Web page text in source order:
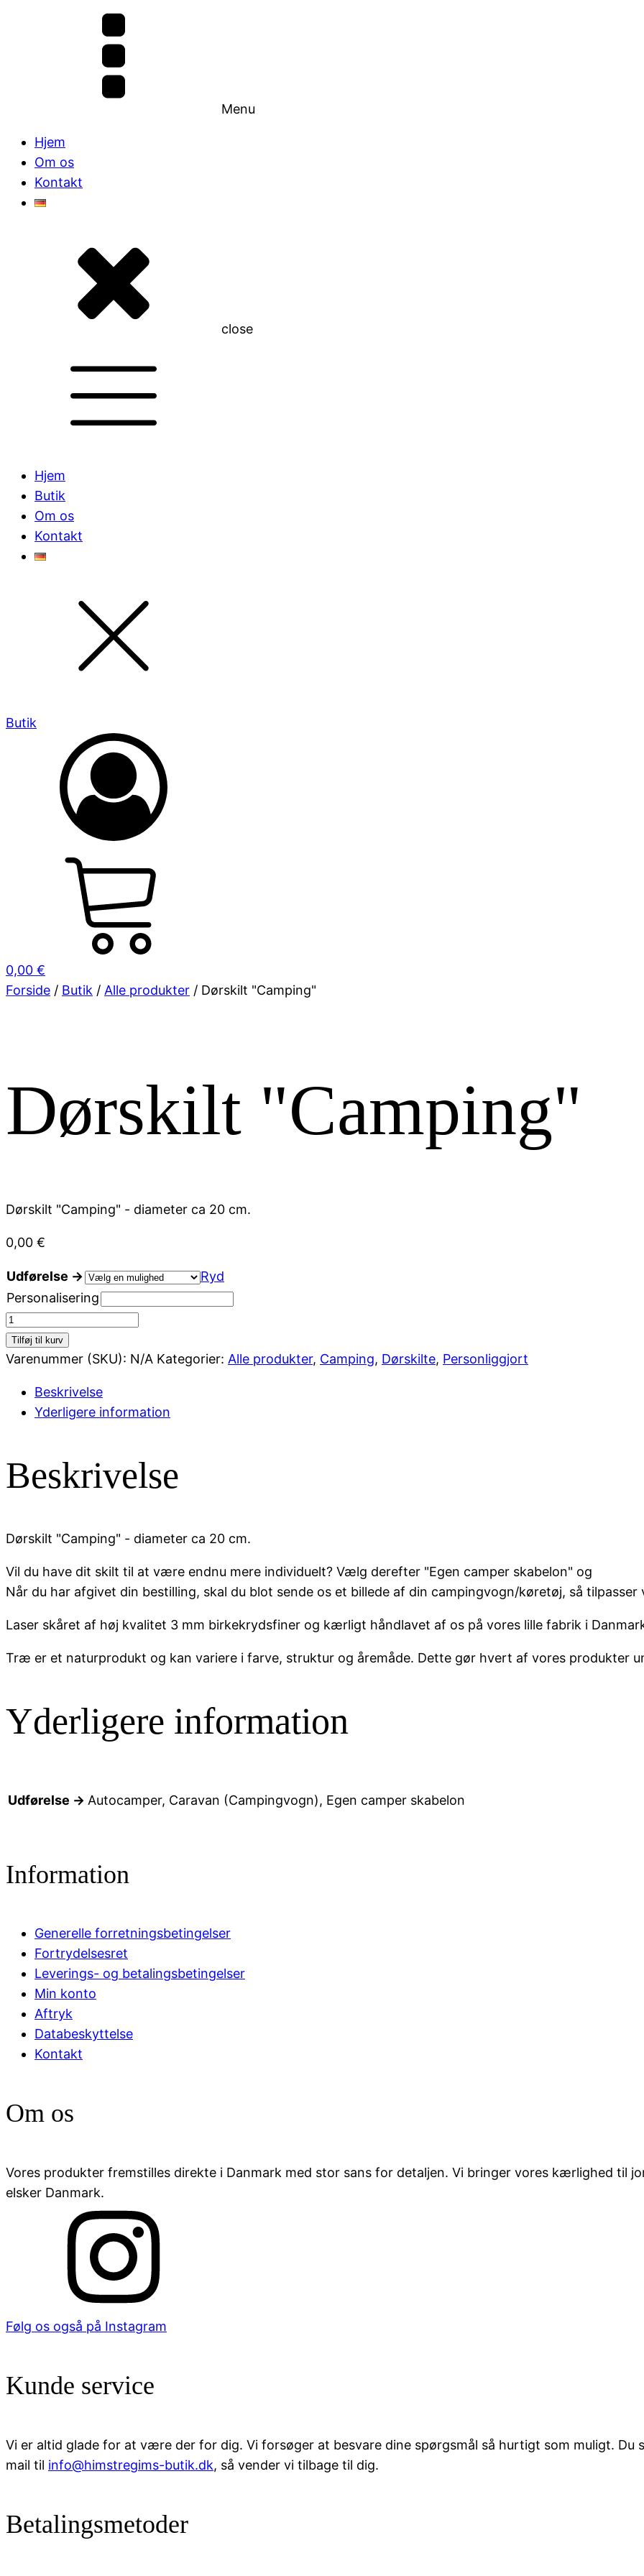
Menu
Hjem
Om os
Kontakt
close
Hjem
Butik
Om os
Kontakt
Butik
0,00 €
Forside / Butik / Alle produkter / Dørskilt "Camping"
Dørskilt "Camping"
Dørskilt "Camping" - diameter ca 20 cm.
0,00 €
Udførelse →
Ryd
Personalisering
Dørskilt
"Camping"
antal
Tilføj til kurv
Varenummer (SKU): N/A Kategorier: Alle produkter, Camping, Dørskilte, Personliggjort
Beskrivelse
Yderligere information
Beskrivelse
Dørskilt "Camping" - diameter ca 20 cm.
Vil du have dit skilt til at være endnu mere individuelt? Vælg derefter "Egen camper skabelon" og
Når du har afgivet din bestilling, skal du blot sende os et billede af din campingvogn/køretøj, så tilpasser
Laser skåret af høj kvalitet 3 mm birkekrydsfiner og kærligt håndlavet af os på vores lille fabrik i
Træ er et naturprodukt og kan variere i farve, struktur og åremåde. Dette gør hvert af vores produkter
Yderligere information
Udførelse → Autocamper, Caravan (Campingvogn), Egen camper skabelon
Information
Generelle forretningsbetingelser
Fortrydelsesret
Leverings- og betalingsbetingelser
Min konto
Aftryk
Databeskyttelse
Kontakt
Om os
Vores produkter fremstilles direkte i Danmark med stor sans for detaljen. Vi bringer vores kærlighed til
elsker Danmark.
Følg os også på Instagram
Kunde service
Vi er altid glade for at være der for dig. Vi forsøger at besvare dine spørgsmål så hurtigt som muligt. Du
mail til info@himstregims-butik.dk, så vender vi tilbage til dig.
Betalingsmetoder